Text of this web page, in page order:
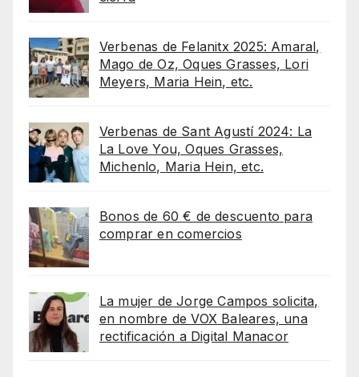
Verbenas de Felanitx 2025: Amaral,
Mago de Oz, Oques Grasses, Lori
Meyers, Maria Hein, etc.
Verbenas de Sant Agustí 2024: La
La Love You, Oques Grasses,
Michenlo, Maria Hein, etc.
Bonos de 60 € de descuento para
comprar en comercios
La mujer de Jorge Campos solicita,
en nombre de VOX Baleares, una
rectificación a Digital Manacor